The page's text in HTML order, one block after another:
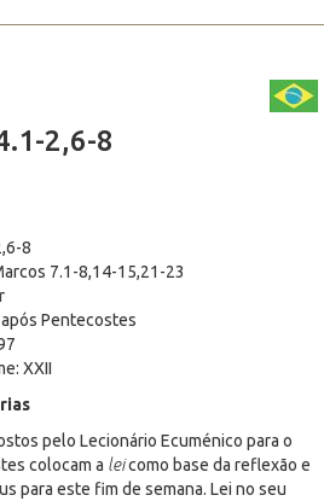
2,6-8
8
7.1-8,14-15,21-23
Pentecostes
XXII
pelo Lecionário Ecuménico para o
colocam a leicomo base da reflexão e
para este fim de semana. Lei no seu